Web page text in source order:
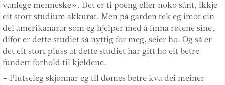
vanlege menneske». Det er ti poeng eller noko sånt, ikkje
eit stort studium akkurat. Men på garden tek eg imot ein
del amerikanarar som eg hjelper med å finna røtene sine,
difor er dette studiet så nyttig for meg, seier ho. Og så er
det eit stort pluss at dette studiet har gitt ho eit betre
fundert forhold til kjeldene.
– Plutseleg skjønnar eg til dømes betre kva dei meiner